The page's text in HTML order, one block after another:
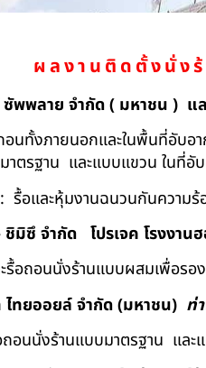
ผลงานติดตั้งนั่ง
ซัพพลาย จำกัด ( มหาชน ) แ
นทั้งภายนอกและในพื้นที่อับอ
ตรฐาน และแบบแขวน ในที่อั
รื้อและหุ้มงานฉนวนกันความร้
ชิมิซึ จำกัด โปรเจค โรงงาน
อถอนนั่งร้านแบบผสมเพื่อรอง
ไทยออยล์ จํากัด (มหาชน) ท่
อนนั่งร้านแบบมาตรฐาน และ